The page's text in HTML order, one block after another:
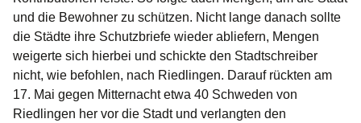
und die Bewohner zu schützen. Nicht lange danach sollte
die Städte ihre Schutzbriefe wieder abliefern, Mengen
weigerte sich hierbei und schickte den Stadtschreiber
nicht, wie befohlen, nach Riedlingen. Darauf rückten am
17. Mai gegen Mitternacht etwa 40 Schweden von
Riedlingen her vor die Stadt und verlangten den